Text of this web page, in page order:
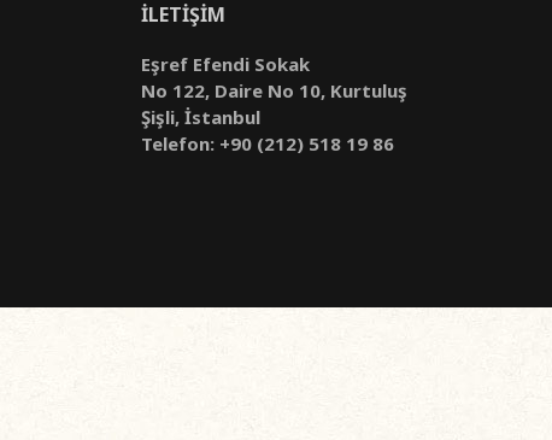
İLETİŞİM
Eşref Efendi Sokak
No 122, Daire No 10, Kurtuluş
Şişli, İstanbul
Telefon: +90 (212) 518 19 86